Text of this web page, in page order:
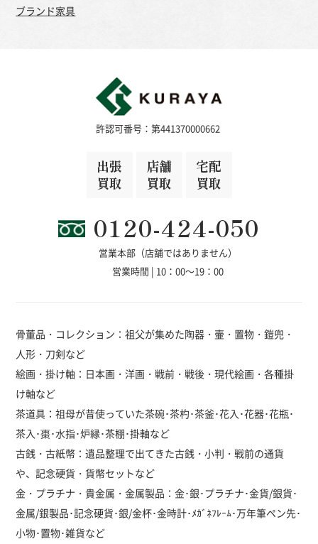
ブランド家具
許認可番号：第441370000662
出張
買取
店舗
買取
宅配
買取
0120-424-050
営業本部（店舗ではありません）
営業時間 | 10：00～19：00
骨董品・コレクション：祖父が集めた陶器・壷・置物・鎧兜・
人形・刀剣など
絵画・掛け軸：日本画・洋画・戦前・戦後・現代絵画・各種掛
け軸など
茶道具：祖母が昔使っていた茶碗･茶杓･茶釜･花入･花器･花瓶･
茶入･棗･水指･炉縁･茶棚･掛軸など
古銭・古紙幣：遺品整理で出てきた古銭・小判・戦前の通貨
や、記念硬貨・貨幣セットなど
金・プラチナ・貴金属・金属製品：金･銀･プラチナ･金貨/銀貨･
金属/銀製品･記念硬貨･銀/金杯･金時計･ﾒｶﾞﾈﾌﾚｰﾑ･万年筆ペン先･
小物･置物･雑貨など